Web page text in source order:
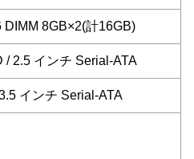
DIMM 8GB×2(計16GB)
/ 2.5 インチ Serial-ATA
インチ Serial-ATA